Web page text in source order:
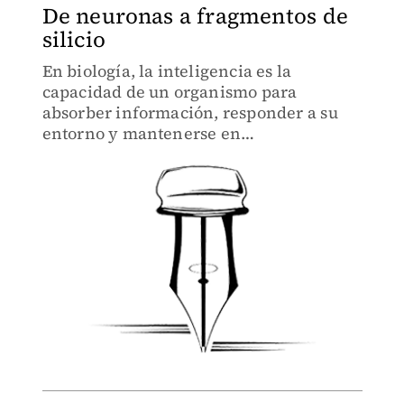
De neuronas a fragmentos de
silicio
En biología, la inteligencia es la
capacidad de un organismo para
absorber información, responder a su
entorno y mantenerse en